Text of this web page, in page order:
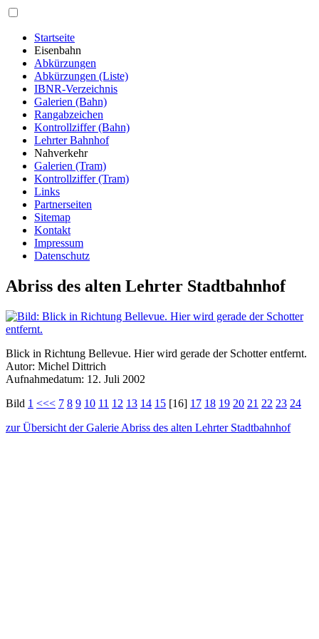
Startseite
Eisenbahn
Abkürzungen
Abkürzungen (Liste)
IBNR-Verzeichnis
Galerien (Bahn)
Rangabzeichen
Kontrollziffer (Bahn)
Lehrter Bahnhof
Nahverkehr
Galerien (Tram)
Kontrollziffer (Tram)
Links
Partnerseiten
Sitemap
Kontakt
Impressum
Datenschutz
Abriss des alten Lehrter Stadtbahnhof
Blick in Richtung Bellevue. Hier wird gerade der Schotter entfernt.
Autor: Michel Dittrich
Aufnahmedatum: 12. Juli 2002
Bild 1 <<< 7 8 9 10 11 12 13 14 15 [16] 17 18 19 20 21 22 23 24
zur Übersicht der Galerie Abriss des alten Lehrter Stadtbahnhof